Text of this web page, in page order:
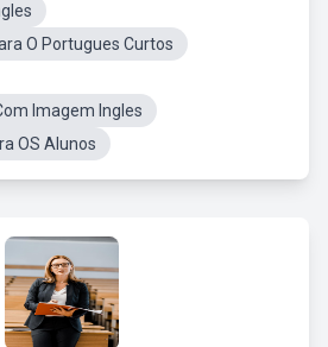
O Portugues Curtos
Imagem Ingles
OS Alunos